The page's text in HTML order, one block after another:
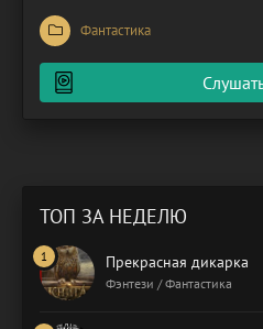
странице. Сага представляет
исследование тем судьбы,
самой Вселенной,
который
Фантастика
ТОП ЗА НЕДЕЛЮ
Прекрасная дикарка
Фэнтези / Фантастика